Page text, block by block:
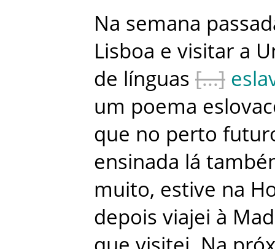
Na semana
Lisboa e visitar a
de línguas
um poema
que no perto
ensinada lá
muito, estive na
depois viajei à